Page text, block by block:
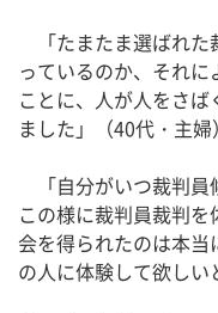
「たまたま選ばれた
っているのか、それ
ことに、人が人をさ
ました」（40代・主婦）
「自分がいつ裁判員
この様に裁判員裁判
会を得られたのは本
の人に体験して欲しい